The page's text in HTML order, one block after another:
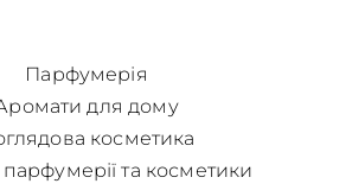
Парфумерія
для дому
косметика
та косметики